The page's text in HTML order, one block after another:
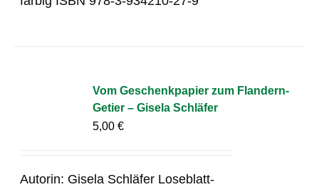
Vom Geschenkpapier zum Flandern-
Getier – Gisela Schläfer
5,00€
Autorin: Gisela Schläfer Loseblatt-